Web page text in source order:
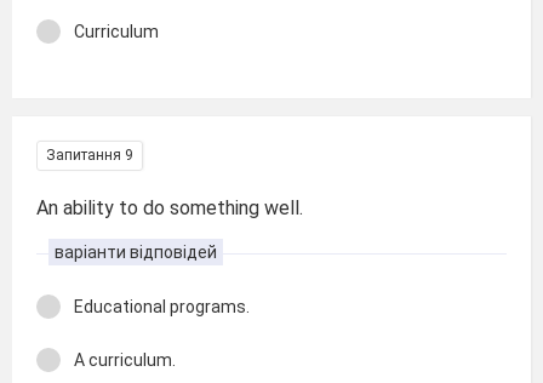
Curriculum
Запитання 9
An ability to do something well.
варіанти відповідей
Educational programs.
A curriculum.